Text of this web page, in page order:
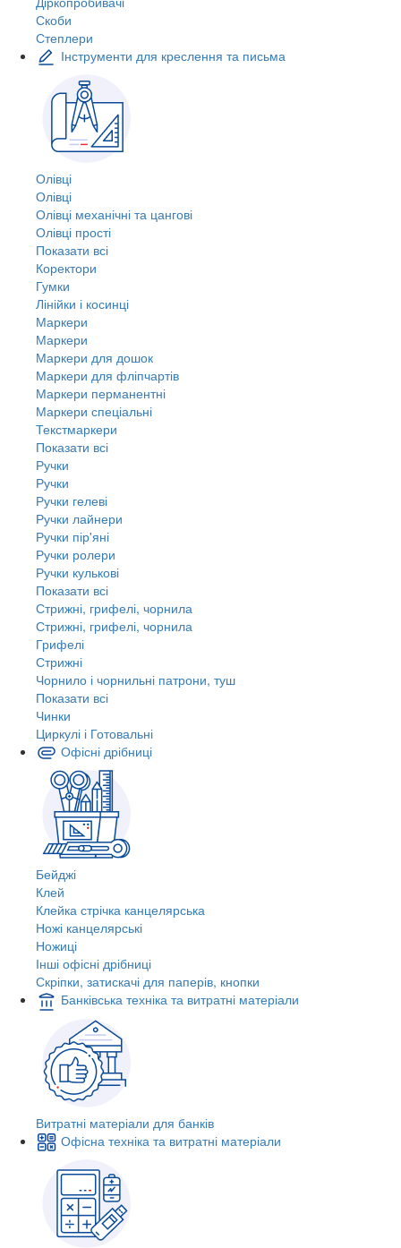
Скоби
Степлери
Інструменти для креслення та письма
Олівці
Олівці
Олівці механічні та цангові
Олівці прості
Показати всі
Коректори
Гумки
Лінійки і косинці
Маркери
Маркери
Маркери для дошок
Маркери для фліпчартів
Маркери перманентні
Маркери спеціальні
Текстмаркери
Показати всі
Ручки
Ручки
Ручки гелеві
Ручки лайнери
Ручки пір'яні
Ручки ролери
Ручки кулькові
Показати всі
Стрижні, грифелі, чорнила
Стрижні, грифелі, чорнила
Грифелі
Стрижні
Чорнило і чорнильні патрони, туш
Показати всі
Чинки
Циркулі і Готовальні
Офісні дрібниці
Бейджі
Клей
Клейка стрічка канцелярська
Ножі канцелярські
Ножиці
Інші офісні дрібниці
Скріпки, затискачі для паперів, кнопки
Банківська техніка та витратні матеріали
Витратні матеріали для банків
Офісна техніка та витратні матеріали